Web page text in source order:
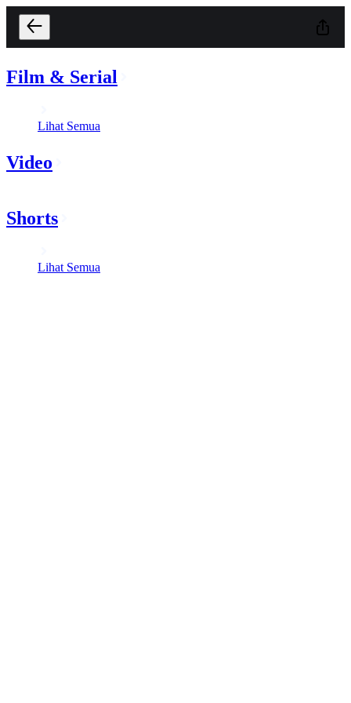
Film & Serial
Lihat Semua
Video
Shorts
Lihat Semua